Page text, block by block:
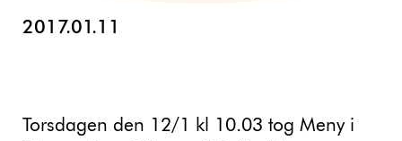
2017.01.11
Torsdagen den 12/1 kl 10.03 tog Meny i